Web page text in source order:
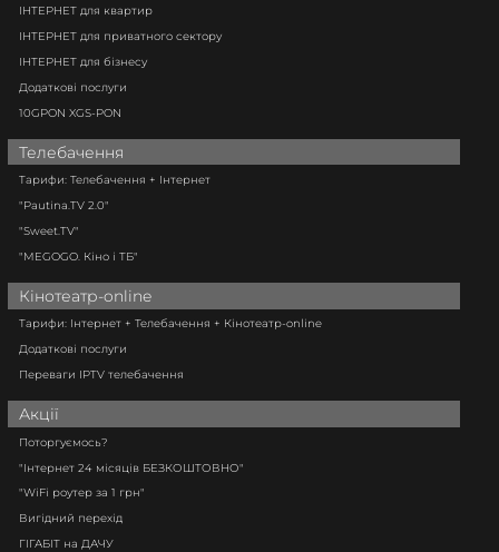
ІНТЕРНЕТ для квартир
ІНТЕРНЕТ для приватного сектору
ІНТЕРНЕТ для бізнесу
Додаткові послуги
10GPON XGS-PON
Телебачення
Тарифи: Телебачення + Інтернет
"Pautina.TV 2.0"
"Sweet.TV"
"MEGOGO. Кіно і ТБ"
Кінотеатр-online
Тарифи: Інтернет + Телебачення + Кінотеатр-online
Додаткові послуги
Переваги IPTV телебачення
Акції
Поторгуємось?
"Інтернет 24 місяців БЕЗКОШТОВНО"
"WiFi роутер за 1 грн"
Вигідний перехід
ГІГАБІТ на ДАЧУ